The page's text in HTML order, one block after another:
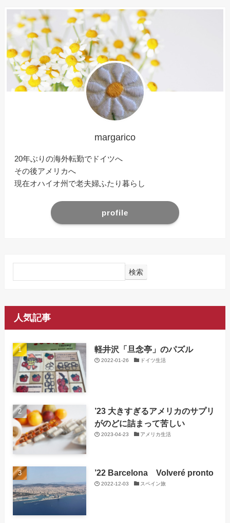
margarico
20年ぶりの海外転勤でドイツへ
その後アメリカへ
現在オハイオ州で老夫婦ふたり暮らし
profile
検索
人気記事
軽井沢「旦念亭」のパズル
2022-01-26 ドイツ生活
’23 大きすぎるアメリカのサプリ
がのどに詰まって苦しい
2023-04-23 アメリカ生活
’22 Barcelona Volveré pronto
2022-12-03 スペイン旅